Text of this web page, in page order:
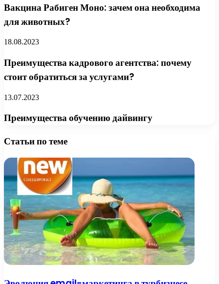
Вакцина Рабиген Моно: зачем она необходима
для животных?
18.08.2023
Преимущества кадрового агентства: почему
стоит обратиться за услугами?
13.07.2023
Преимущества обучению дайвингу
Статьи по теме